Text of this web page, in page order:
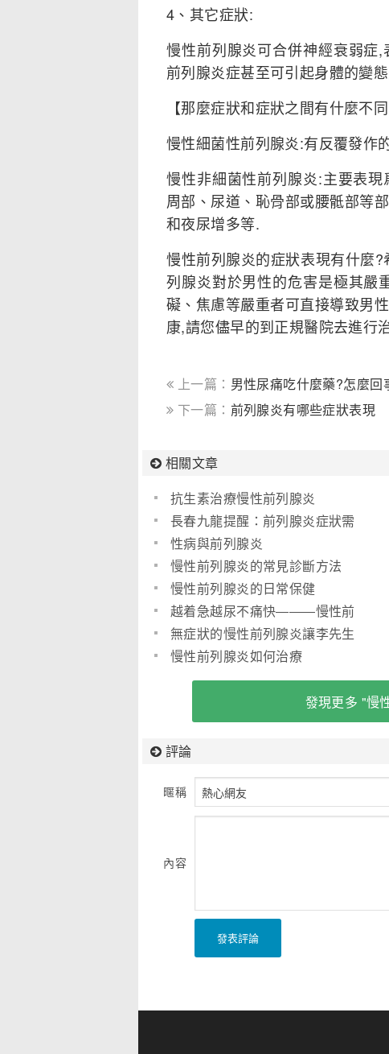
4、其它症狀:
慢性前列腺炎可合併神經衰弱症
前列腺炎症甚至可引起身體的變
【那麼症狀和症狀之間有什麼不同
慢性細菌性前列腺炎:有反覆發作
慢性非細菌性前列腺炎:主要表
周部、尿道、恥骨部或腰骶部等
和夜尿增多等.
慢性前列腺炎的症狀表現有什麼
列腺炎對於男性的危害是極其嚴
礙、焦慮等嚴重者可直接導致男
康,請您儘早的到正規醫院去進行
上一篇： 男性尿痛吃什麼藥?怎麼回
下一篇： 前列腺炎有哪些症狀表現
相關文章
抗生素治療慢性前列腺炎
長春九龍提醒：前列腺炎症狀需
警惕 對症施治是關鍵
性病與前列腺炎
慢性前列腺炎的常見診斷方法
慢性前列腺炎的日常保健
越着急越尿不痛快―――慢性前
列腺炎的心理治療
無症狀的慢性前列腺炎讓李先生
吃足苦頭
慢性前列腺炎如何治療
發現更多 "慢
評論
暱稱
內容
發表評論